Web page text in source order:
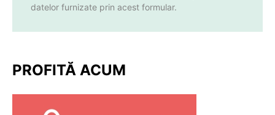
datelor furnizate prin acest formular.
PROFITĂ ACUM